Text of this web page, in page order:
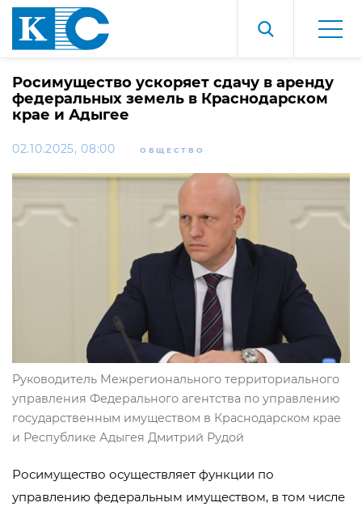
Росимущество ускоряет сдачу в аренду
федеральных земель в Краснодарском
крае и Адыгее
02.10.2025, 08:00 ОБЩЕСТВО
Руководитель Межрегионального территориального
управления Федерального агентства по управлению
государственным имуществом в Краснодарском крае
и Республике Адыгея Дмитрий Рудой
Росимущество осуществляет функции по
управлению федеральным имуществом, в том числе